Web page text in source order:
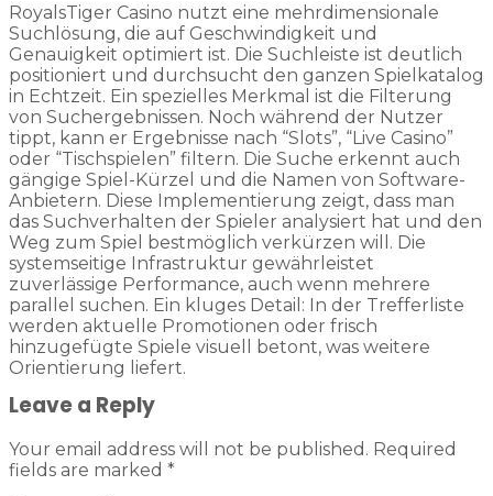
RoyalsTiger Casino nutzt eine mehrdimensionale
Suchlösung, die auf Geschwindigkeit und
Genauigkeit optimiert ist. Die Suchleiste ist deutlich
positioniert und durchsucht den ganzen Spielkatalog
in Echtzeit. Ein spezielles Merkmal ist die Filterung
von Suchergebnissen. Noch während der Nutzer
tippt, kann er Ergebnisse nach “Slots”, “Live Casino”
oder “Tischspielen” filtern. Die Suche erkennt auch
gängige Spiel-Kürzel und die Namen von Software-
Anbietern. Diese Implementierung zeigt, dass man
das Suchverhalten der Spieler analysiert hat und den
Weg zum Spiel bestmöglich verkürzen will. Die
systemseitige Infrastruktur gewährleistet
zuverlässige Performance, auch wenn mehrere
parallel suchen. Ein kluges Detail: In der Trefferliste
werden aktuelle Promotionen oder frisch
hinzugefügte Spiele visuell betont, was weitere
Orientierung liefert.
Leave a Reply
Your email address will not be published. Required
fields are marked *